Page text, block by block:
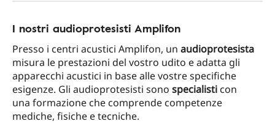
I nostri audioprotesisti Amplifon
Presso i centri acustici Amplifon, un audioprotesista
misura le prestazioni del vostro udito e adatta gli
apparecchi acustici in base alle vostre specifiche
esigenze. Gli audioprotesisti sono specialisti con
una formazione che comprende competenze
mediche, fisiche e tecniche.